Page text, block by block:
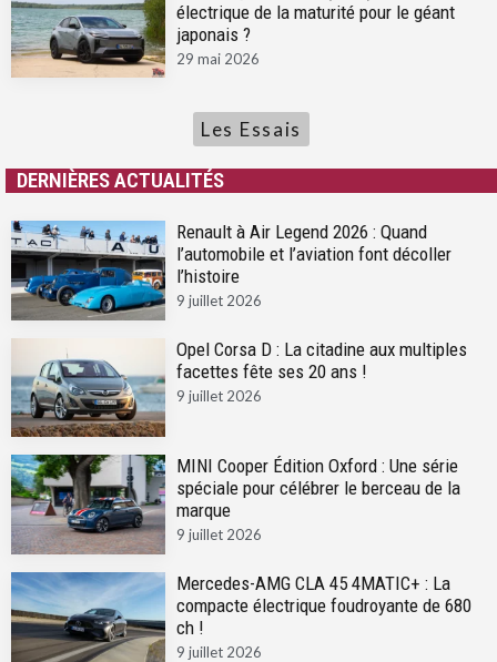
électrique de la maturité pour le géant
japonais ?
29 mai 2026
Les Essais
DERNIÈRES ACTUALITÉS
Renault à Air Legend 2026 : Quand
l’automobile et l’aviation font décoller
l’histoire
9 juillet 2026
Opel Corsa D : La citadine aux multiples
facettes fête ses 20 ans !
9 juillet 2026
MINI Cooper Édition Oxford : Une série
spéciale pour célébrer le berceau de la
marque
9 juillet 2026
Mercedes-AMG CLA 45 4MATIC+ : La
compacte électrique foudroyante de 680
ch !
9 juillet 2026